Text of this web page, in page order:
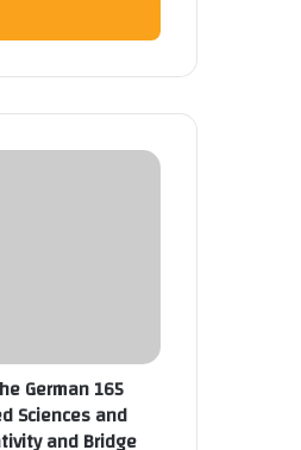
165
Cairo’s
Applied
Sciences
and
German
Sciences and
and Bridge